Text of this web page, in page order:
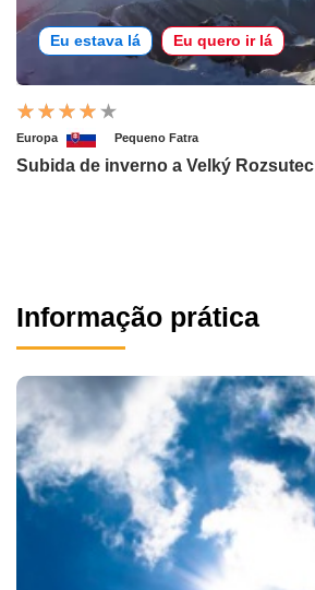
Eu estava lá Eu quero ir lá
Europa Pequeno Fatra
Subida de inverno a Velký Rozsutec
Informação prática